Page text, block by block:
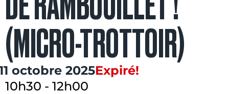
(MICRO-TROTTOIR)
octobre 2025Expiré!
10h30 - 12h00